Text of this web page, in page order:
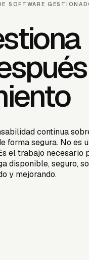
SOFTWARE
continua
forma segura. No es
el trabajo necesario
disponible, seguro,
y mejorando.